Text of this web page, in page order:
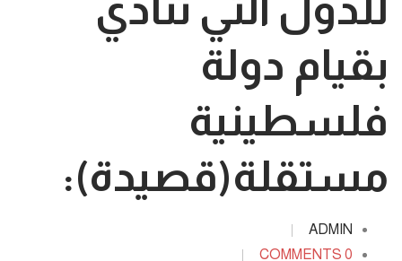
بقيام دولة
فلسطينية
مستقلة(قصيدة):
ADMIN
0 COMMENTS